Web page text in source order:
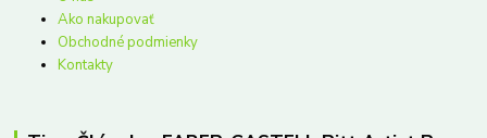
Ako nakupovať
Obchodné podmienky
Kontakty